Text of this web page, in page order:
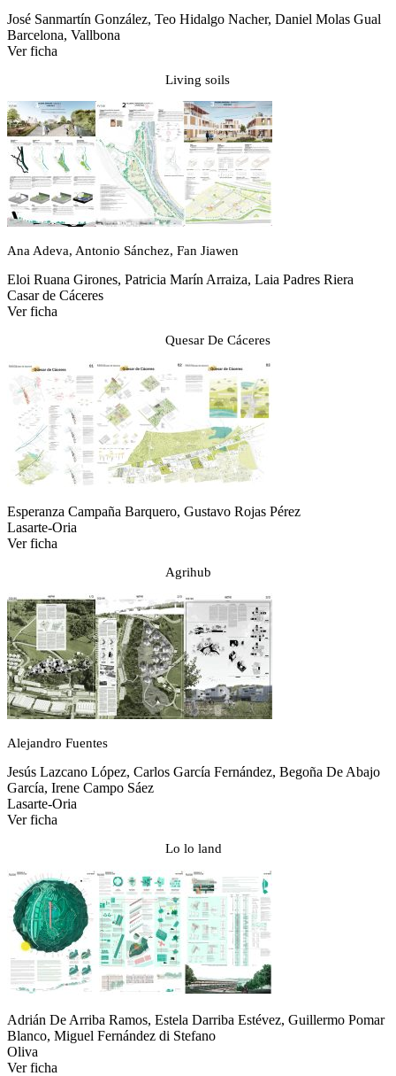
José Sanmartín González, Teo Hidalgo Nacher, Daniel Molas Gual
Barcelona, Vallbona
Ver ficha
Living soils
Ana Adeva, Antonio Sánchez, Fan Jiawen
Eloi Ruana Girones, Patricia Marín Arraiza, Laia Padres Riera
Casar de Cáceres
Ver ficha
Quesar De Cáceres
Esperanza Campaña Barquero, Gustavo Rojas Pérez
Lasarte-Oria
Ver ficha
Agrihub
Alejandro Fuentes
Jesús Lazcano López, Carlos García Fernández, Begoña De Abajo
García, Irene Campo Sáez
Lasarte-Oria
Ver ficha
Lo lo land
Adrián De Arriba Ramos, Estela Darriba Estévez, Guillermo Pomar
Blanco, Miguel Fernández di Stefano
Oliva
Ver ficha